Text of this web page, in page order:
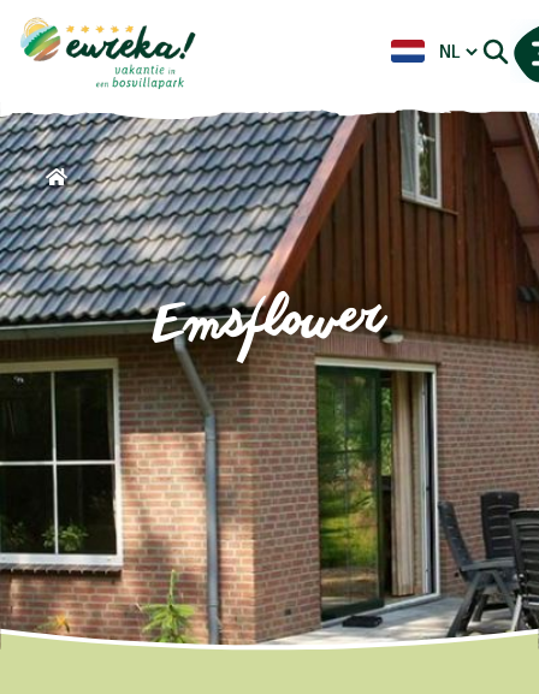
Emsflower